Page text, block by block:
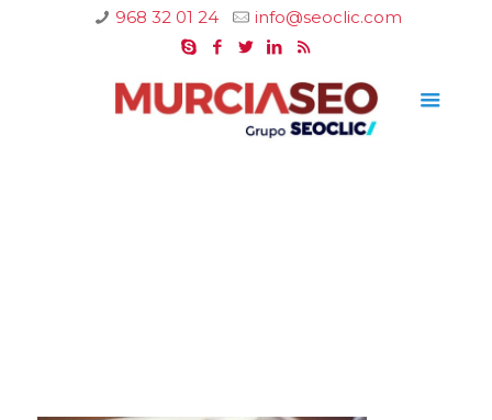
968 32 01 24 info@seoclic.com